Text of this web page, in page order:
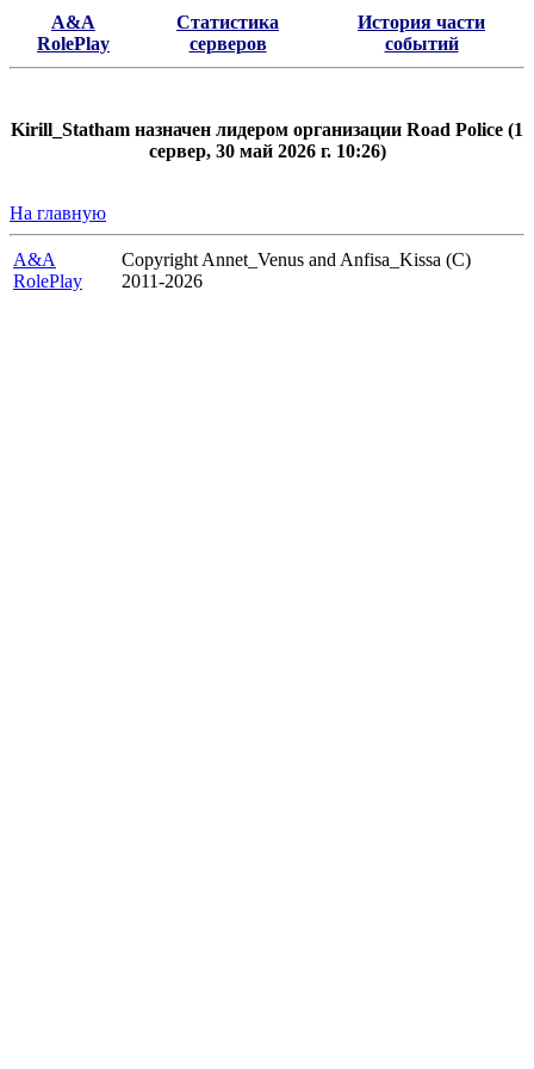
A&A
RolePlay
Статистика
серверов
История части
событий
Kirill_Statham назначен лидером организации Road Police (1
сервер, 30 май 2026 г. 10:26)
На главную
A&A
RolePlay
Copyright Annet_Venus and Anfisa_Kissa (C)
2011-2026